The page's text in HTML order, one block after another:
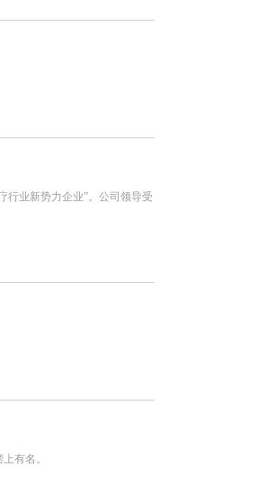
行业新势力企业”。公司领导受
有名。